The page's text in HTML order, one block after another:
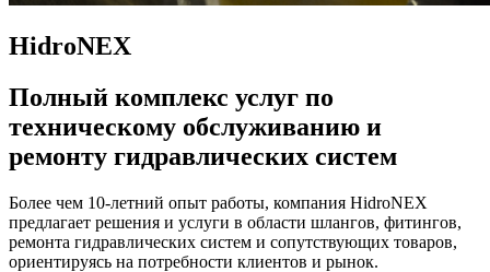
HidroNEX
Полный комплекс услуг по
техническому обслуживанию и
ремонту гидравлических систем
Более чем 10-летний опыт работы, компания HidroNEX
предлагает решения и услуги в области шлангов, фитингов,
ремонта гидравлических систем и сопутствующих товаров,
ориентируясь на потребности клиентов и рынок.